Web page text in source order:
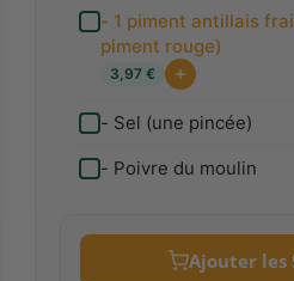
- 1 piment antillais
piment rouge)
3,97 €
- Sel (une pincée)
- Poivre du moulin
Ajouter les